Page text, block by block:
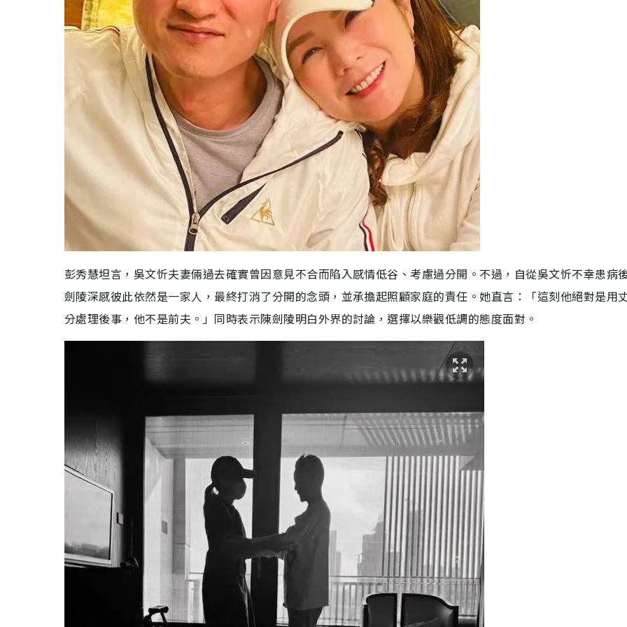
彭秀慧坦言，吳文忻夫妻倆過去確實曾因意見不合而陷入感情低谷、考慮過分開。不過，自從吳文忻不幸患病
劍陵深感彼此依然是一家人，最終打消了分開的念頭，並承擔起照顧家庭的責任。她直言：「這刻他絕對是用
分處理後事，他不是前夫。」同時表示陳劍陵明白外界的討論，選擇以樂觀低調的態度面對。